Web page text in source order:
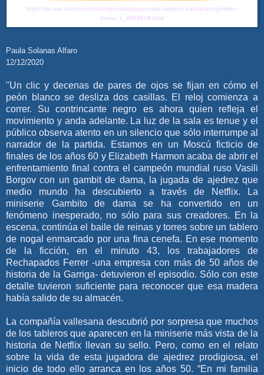
https://es.ara.cat/economia/empresas/jaque-mate-tableros-catalanes-gambito-
dama_1_4959619.html
Paula Solanas Alfaro
12/12/2020
"Un clic y decenas de pares de ojos se fijan en cómo el
peón blanco se desliza dos casillas. El reloj comienza a
correr. Su contrincante negro es ahora quien refleja el
movimiento y anda adelante. La luz de la sala es tenue y el
público observa atento en un silencio que sólo interrumpe al
narrador de la partida. Estamos en un Moscú ficticio de
finales de los años 60 y Elizabeth Harmon acaba de abrir el
enfrentamiento final contra el campeón mundial ruso Vasili
Borgov con un gambit de dama, la jugada de ajedrez que
medio mundo ha descubierto a través de Netflix. La
miniserie Gambito de dama se ha convertido en un
fenómeno inesperado, no sólo para sus creadores. En la
escena, continúa el baile de reinas y torres sobre un tablero
de nogal enmarcado por una fina cenefa. En ese momento
de la ficción, en el minuto 43, los trabajadores de
Rechapados Ferrer -una empresa con más de 50 años de
historia de la Garriga- detuvieron el episodio. Sólo con este
detalle tuvieron suficiente para reconocer que esa madera
había salido de su almacén.
La compañía vallesana descubrió por sorpresa que muchos
de los tableros que aparecen en la miniserie más vista de la
historia de Netflix llevan su sello. Pero, como en el relato
sobre la vida de esta jugadora de ajedrez prodigiosa, el
inicio de todo ello arranca en los años 50. “En mi familia